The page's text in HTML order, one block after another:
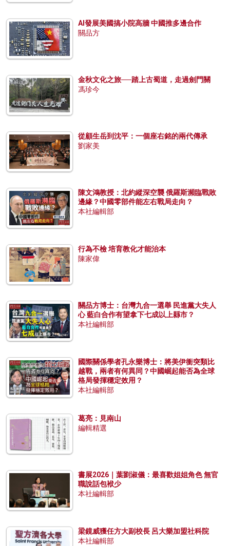
AI發展美國搞小院高牆 中國推多邊合作
關品方
金秋文化之旅──踏上古蜀道，走過劍門關
馮珍今
從顧生岳到沈平：一個座右銘的兩代傳承
劉家美
陳文鴻教授：北約縱深空襲 俄羅斯瀕臨戰敗
邊緣？中國零部件能左右戰局走向？
本社編輯部
行為不檢 培育教化才能治本
陳家偉
關品方博士：台灣九合一選舉 民進黨大失人
心 藍白合作有望拿下七成以上縣市？
本社編輯部
國際關係學者孔永樂博士：將美伊衝突類比
越戰，兩者有何異同？中國崛起能否為全球
格局發揮穩定效用？
本社編輯部
葛亮：見南山
編輯精選
書展2026｜葉劉淑儀：最喜歡姐姐角色 無官
職說話包袱少
本社編輯部
梁鏡威獲任方大副校長 呂大樂加盟社科院
本社編輯部